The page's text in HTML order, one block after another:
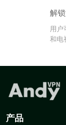
解
用户
和电
产品